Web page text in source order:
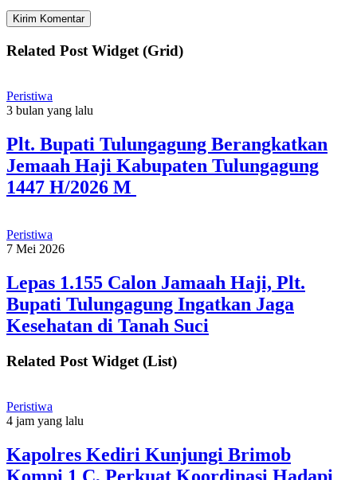
Related Post Widget (Grid)
Peristiwa
3 bulan yang lalu
Plt. Bupati Tulungagung Berangkatkan
Jemaah Haji Kabupaten Tulungagung
1447 H/2026 M
Peristiwa
7 Mei 2026
Lepas 1.155 Calon Jamaah Haji, Plt.
Bupati Tulungagung Ingatkan Jaga
Kesehatan di Tanah Suci
Related Post Widget (List)
Peristiwa
4 jam yang lalu
Kapolres Kediri Kunjungi Brimob